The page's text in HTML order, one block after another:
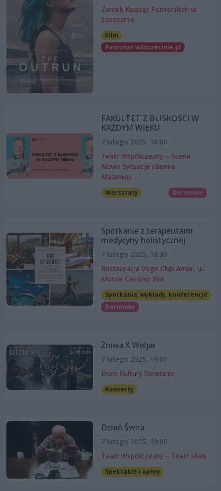
Zamek Książąt Pomorskich w
Szczecinie
Film
Patronat wSzczecinie.pl
FAKULTET Z BLISKOŚCI W
KAŻDYM WIEKU
7 lutego 2025, 18:00
Teatr Współczesny – Scena
Nowe Sytuacje (dawna
Malarnia)
Warsztaty Darmowe
Spotkanie z terapeutami
medycyny holistycznej
7 lutego 2025, 18:30
Restauracja Vege Club Amar, ul.
Monte Cassino 36a
Spotkania, wykłady, konferencje
Darmowe
Żniwa X Weljar
7 lutego 2025, 19:00
Dom Kultury Słowianin
Koncerty
Dzień Świra
7 lutego 2025, 19:00
Teatr Współczesny – Teatr Mały
Spektakle i opery